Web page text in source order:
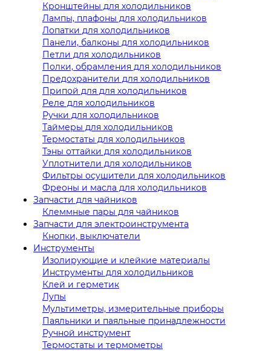
Кронштейны для холодильников
Лампы, плафоны для холодильников
Лопатки для холодильников
Панели, балконы для холодильников
Петли для холодильников
Полки, обрамления для холодильников
Предохранители для холодильников
Припой для для холодильников
Реле для холодильников
Ручки для холодильников
Таймеры для холодильников
Термостаты для холодильников
Тэны оттайки для холодильников
Уплотнители для холодильников
Фильтры осушители для холодильников
Фреоны и масла для холодильников
Запчасти для чайников
Клеммные пары для чайников
Запчасти для электроинструмента
Кнопки, выключатели
Инструменты
Изолирующие и клейкие материалы
Инструменты для холодильников
Клей и герметик
Лупы
Мультиметры, измерительные приборы
Паяльники и паяльные принадлежности
Ручной инструмент
Термостаты и термометры